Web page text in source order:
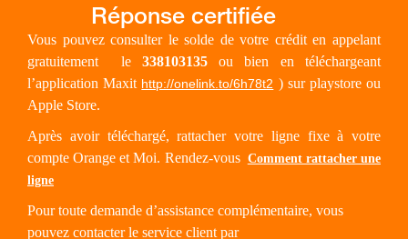
Vous pouvez consulter le solde de votre crédit en appelant
gratuitement
le 338103135ou bien en téléchargeant
l’application Maxit http://onelink.to/6h78t2 ) sur playstore ou
Apple Store.
Après avoir téléchargé, rattacher votre ligne fixe à votre
compte Orange et Moi. Rendez-vous Comment rattacher une
ligne
Pour toute demande d’assistance complémentaire, vous
pouvez contacter le service client par